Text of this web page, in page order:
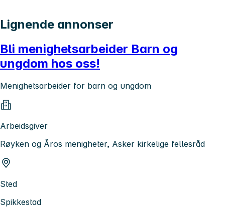
Lignende annonser
Bli menighetsarbeider Barn og
ungdom hos oss!
Menighetsarbeider for barn og ungdom
Arbeidsgiver
Røyken og Åros menigheter, Asker kirkelige fellesråd
Sted
Spikkestad